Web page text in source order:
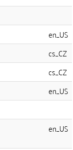
en_US
cs_CZ
cs_CZ
en_US
en_US